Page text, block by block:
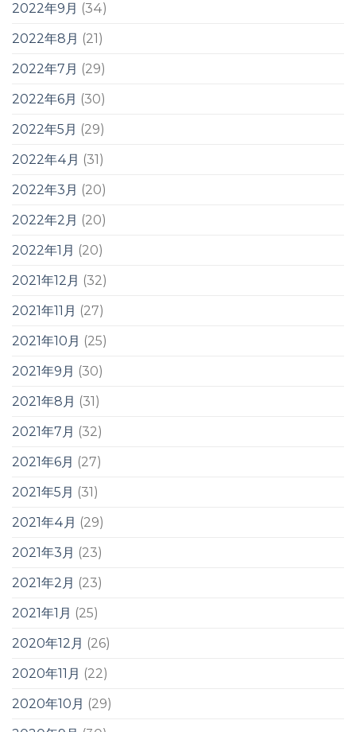
2022年9月 (34)
2022年8月 (21)
2022年7月 (29)
2022年6月 (30)
2022年5月 (29)
2022年4月 (31)
2022年3月 (20)
2022年2月 (20)
2022年1月 (20)
2021年12月 (32)
2021年11月 (27)
2021年10月 (25)
2021年9月 (30)
2021年8月 (31)
2021年7月 (32)
2021年6月 (27)
2021年5月 (31)
2021年4月 (29)
2021年3月 (23)
2021年2月 (23)
2021年1月 (25)
2020年12月 (26)
2020年11月 (22)
2020年10月 (29)